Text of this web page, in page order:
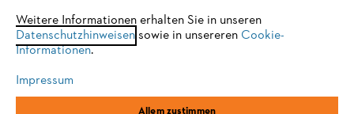
Allgemeine Geschäftsbedingungen
Impressum Cookies Rechtliche Informationen
eine optimale Nutzung unserer Seite empfehlen wir Ihnen, zu
einem der folgenden Browser zu wechseln:
Firefox Chrome
Weitere Informationen erhalten Sie in unseren
Datenschutzhinweisensowie in unsereren Cookie-
Informationen.
Impressum